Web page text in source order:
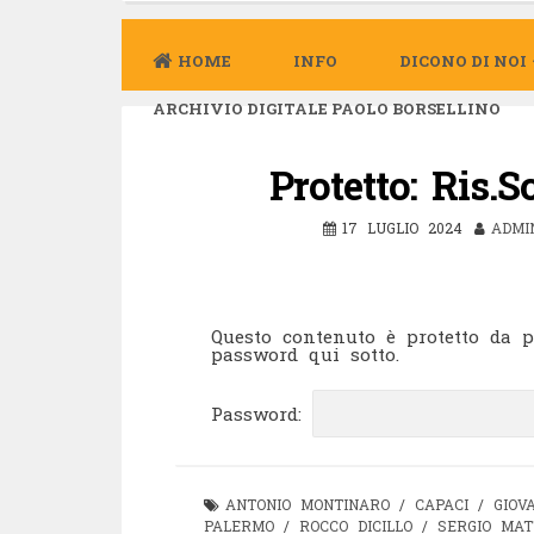
HOME INFO DICONO DI NOI
ARCHIVIO DIGITALE PAOLO BORSELLINO
Protetto:
17 LUGLIO 2024
Questo contenuto è protetto da
password qui sotto.
Password:
ANTONIO MONTINARO / CAPACI /
PALERMO / ROCCO DICILLO / SERGIO